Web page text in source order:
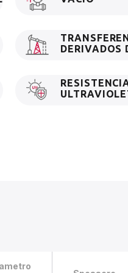
DERIVADOS